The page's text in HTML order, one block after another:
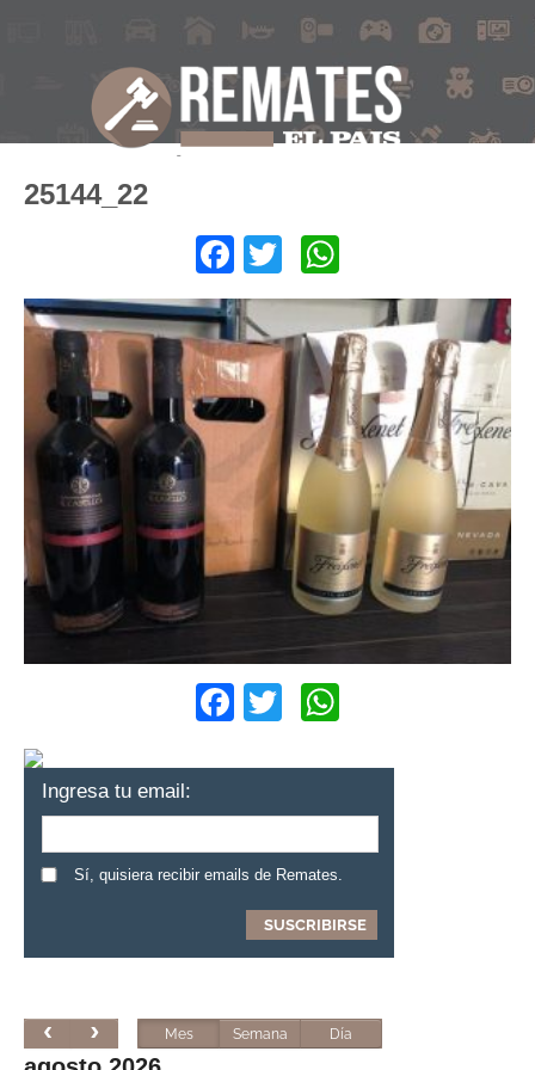
25144_22
Facebook
Twitter
Facebook
Twitter
Ingresa tu email:
Sí, quisiera recibir emails de Remates.
Mes Semana Día